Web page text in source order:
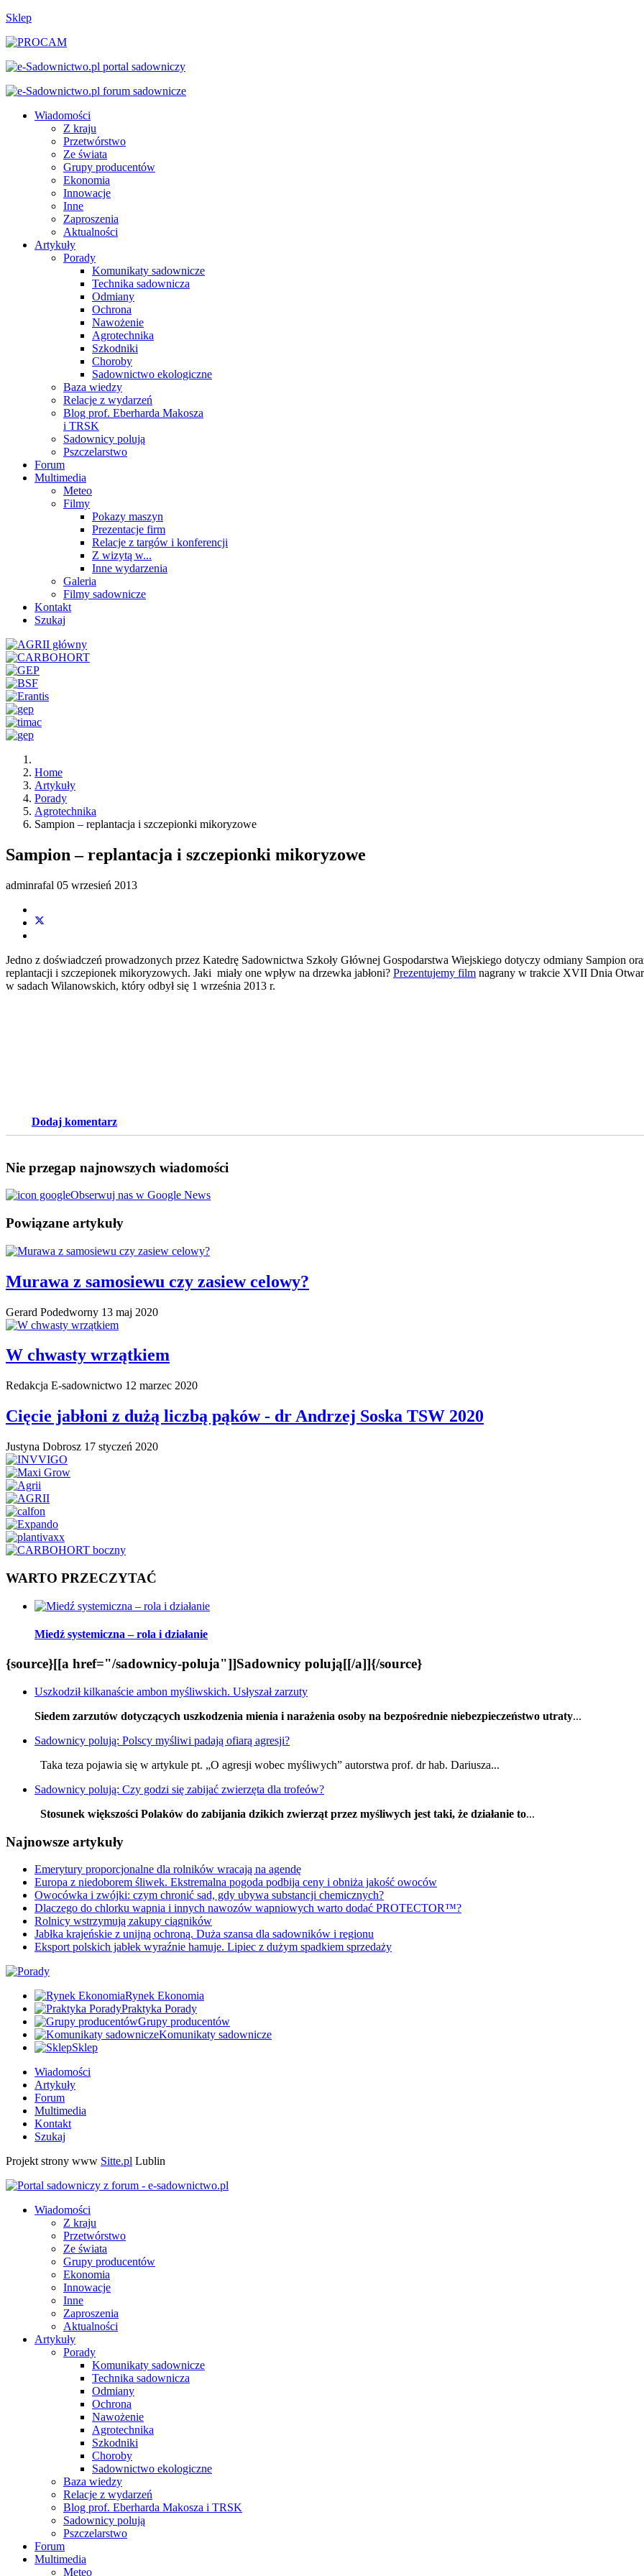
Sklep
Wiadomości
Z kraju
Przetwórstwo
Ze świata
Grupy producentów
Ekonomia
Innowacje
Inne
Zaproszenia
Aktualności
Artykuły
Porady
Komunikaty sadownicze
Technika sadownicza
Odmiany
Ochrona
Nawożenie
Agrotechnika
Szkodniki
Choroby
Sadownictwo ekologiczne
Baza wiedzy
Relacje z wydarzeń
Blog prof. Eberharda Makosza
i TRSK
Sadownicy polują
Pszczelarstwo
Forum
Multimedia
Meteo
Filmy
Pokazy maszyn
Prezentacje firm
Relacje z targów i konferencji
Z wizytą w...
Inne wydarzenia
Galeria
Filmy sadownicze
Kontakt
Szukaj
Home
Artykuły
Porady
Agrotechnika
Sampion – replantacja i szczepionki mikoryzowe
Sampion – replantacja i szczepionki mikoryzowe
adminrafal 05 wrzesień 2013
Jedno z doświadczeń prowadzonych przez Katedrę Sadownictwa Szkoły Głównej Gospodarstwa Wiejskiego dotyczy odmiany Sampion
replantacji i szczepionek mikoryzowych. Jaki miały one wpływ na drzewka jabłoni? Prezentujemy film nagrany w trakcie XVII Dnia
w sadach Wilanowskich, który odbył się 1 września 2013 r.
Dodaj komentarz
Nie przegap najnowszych wiadomości
Obserwuj nas w Google News
Powiązane artykuły
Murawa z samosiewu czy zasiew celowy?
Gerard Podedworny 13 maj 2020
W chwasty wrzątkiem
Redakcja E-sadownictwo 12 marzec 2020
Cięcie jabłoni z dużą liczbą pąków - dr Andrzej Soska TSW 2020
Justyna Dobrosz 17 styczeń 2020
WARTO PRZECZYTAĆ
Miedź systemiczna – rola i działanie
{source}[[a href="/sadownicy-poluja"]]Sadownicy polują[[/a]]{/source}
Uszkodził kilkanaście ambon myśliwskich. Usłyszał zarzuty
Siedem zarzutów dotyczących uszkodzenia mienia i narażenia osoby na bezpośrednie niebezpieczeństwo utraty...
Sadownicy polują: Polscy myśliwi padają ofiarą agresji?
Taka teza pojawia się w artykule pt. „O agresji wobec myśliwych” autorstwa prof. dr hab. Dariusza...
Sadownicy polują: Czy godzi się zabijać zwierzęta dla trofeów?
Stosunek większości Polaków do zabijania dzikich zwierząt przez myśliwych jest taki, że działanie to...
Najnowsze artykuły
Emerytury proporcjonalne dla rolników wracają na agendę
Europa z niedoborem śliwek. Ekstremalna pogoda podbija ceny i obniża jakość owoców
Owocówka i zwójki: czym chronić sad, gdy ubywa substancji chemicznych?
Dlaczego do chlorku wapnia i innych nawozów wapniowych warto dodać PROTECTOR™?
Rolnicy wstrzymują zakupy ciągników
Jabłka krajeńskie z unijną ochroną. Duża szansa dla sadowników i regionu
Eksport polskich jabłek wyraźnie hamuje. Lipiec z dużym spadkiem sprzedaży
Rynek Ekonomia
Praktyka Porady
Grupy producentów
Komunikaty sadownicze
Sklep
Wiadomości
Artykuły
Forum
Multimedia
Kontakt
Szukaj
Projekt strony www Sitte.pl Lublin
Wiadomości
Z kraju
Przetwórstwo
Ze świata
Grupy producentów
Ekonomia
Innowacje
Inne
Zaproszenia
Aktualności
Artykuły
Porady
Komunikaty sadownicze
Technika sadownicza
Odmiany
Ochrona
Nawożenie
Agrotechnika
Szkodniki
Choroby
Sadownictwo ekologiczne
Baza wiedzy
Relacje z wydarzeń
Blog prof. Eberharda Makosza i TRSK
Sadownicy polują
Pszczelarstwo
Forum
Multimedia
Meteo